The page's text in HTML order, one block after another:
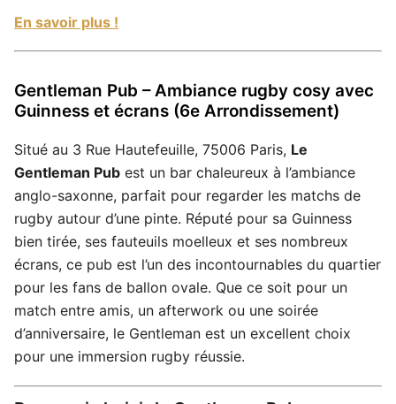
En savoir plus !
Gentleman Pub – Ambiance rugby cosy avec
Guinness et écrans (6e Arrondissement)
Situé au 3 Rue Hautefeuille, 75006 Paris, Le
Gentleman Pub est un bar chaleureux à l’ambiance
anglo-saxonne, parfait pour regarder les matchs de
rugby autour d’une pinte. Réputé pour sa Guinness
bien tirée, ses fauteuils moelleux et ses nombreux
écrans, ce pub est l’un des incontournables du quartier
pour les fans de ballon ovale. Que ce soit pour un
match entre amis, un afterwork ou une soirée
d’anniversaire, le Gentleman est un excellent choix
pour une immersion rugby réussie.